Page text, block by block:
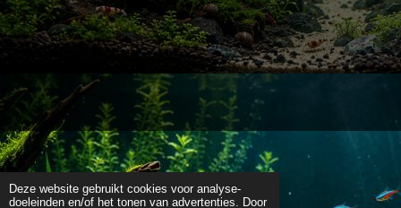
Deze website gebruikt cookies voor analyse-
doeleinden en/of het tonen van advertenties. Door